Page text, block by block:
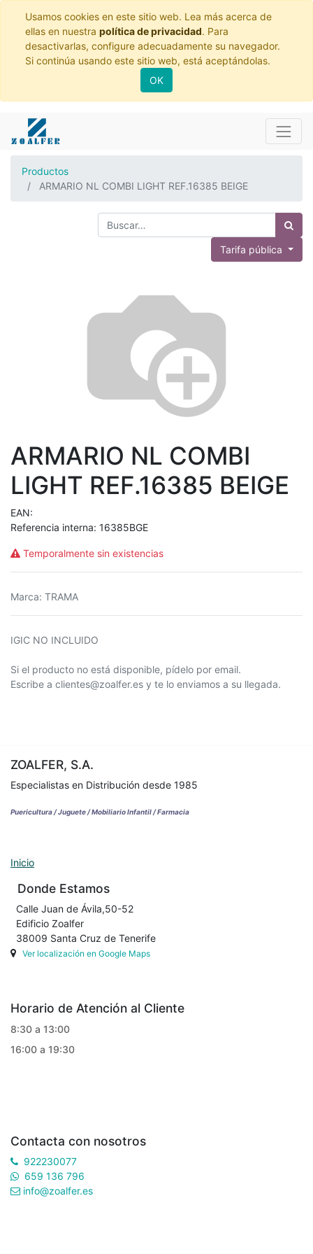
Usamos cookies en este sitio web. Lea más acerca de
ellas en nuestra política de privacidad. Para
desactivarlas, configure adecuadamente su navegador.
Si continúa usando este sitio web, está aceptándolas.
OK
Productos
ARMARIO NL COMBI LIGHT REF.16385 BEIGE
Tarifa pública
ARMARIO NL COMBI
LIGHT REF.16385 BEIGE
EAN:
Referencia interna: 16385BGE
Temporalmente sin existencias
Marca: TRAMA
IGIC NO INCLUIDO
Si el producto no está disponible, pídelo por email.
Escribe a clientes@zoalfer.es y te lo enviamos a su llegada.
ZOALFER, S.A.
Especialistas en Distribución desde 1985
Puericultura / Juguete / Mobiliario Infantil / Farmacia
Inicio
Donde Estamos
Calle Juan de Ávila,50-52
Edificio Zoalfer
38009 Santa Cruz de Tenerife
Ver localización en Google Maps
Horario de Atención al Cliente
8:30 a 13:00
16:00 a 19:30
Contacta con nosotros
922230077
659 136 796
info@zoalfer.es